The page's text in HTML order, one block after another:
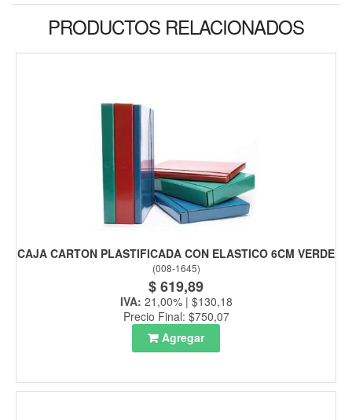
PRODUCTOS RELACIONADOS
CAJA CARTON PLASTIFICADA CON ELASTICO 6CM VERDE
(008-1645)
$ 619,89
IVA: 21,00% | $130,18
Precio Final: $750,07
Agregar